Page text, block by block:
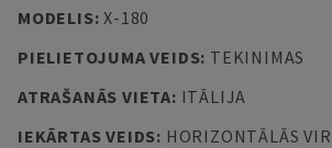
MODELIS:X-180
PIELIETOJUMA VEIDS: TEKINIMAS
ATRAŠANĀS VIETA: ITĀLIJA
IEKĀRTAS VEIDS: HORIZONTĀLĀS